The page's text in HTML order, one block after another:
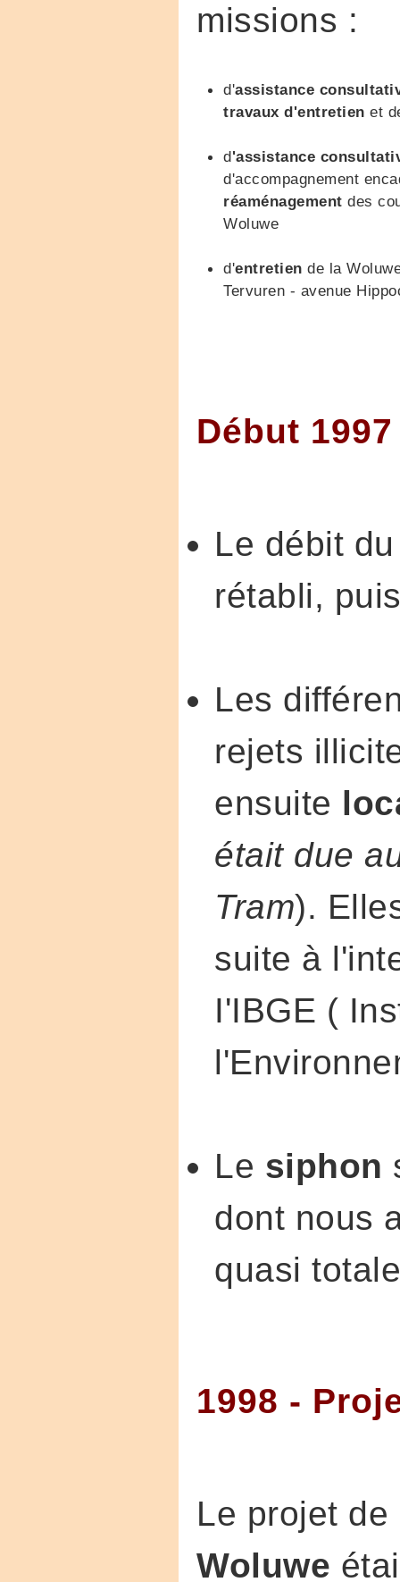
missions :
d'assistance
travaux d'entretien et
d'assistance
d'accompagnement
réaménagement des
Woluwe
d'entretien de la
Tervuren - avenue
Début
Le débit
rétabli,
Les
rejets
ensuite
était due
Tram).
suite à
I'IBGE (
Le siphon
dont nous
quasi
1998 -
Le projet de
Woluwe